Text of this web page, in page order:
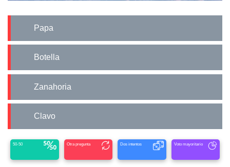
Papa
Botella
Zanahoria
Clavo
50-50 Otra pregunta Dos intentos Voto mayoritario